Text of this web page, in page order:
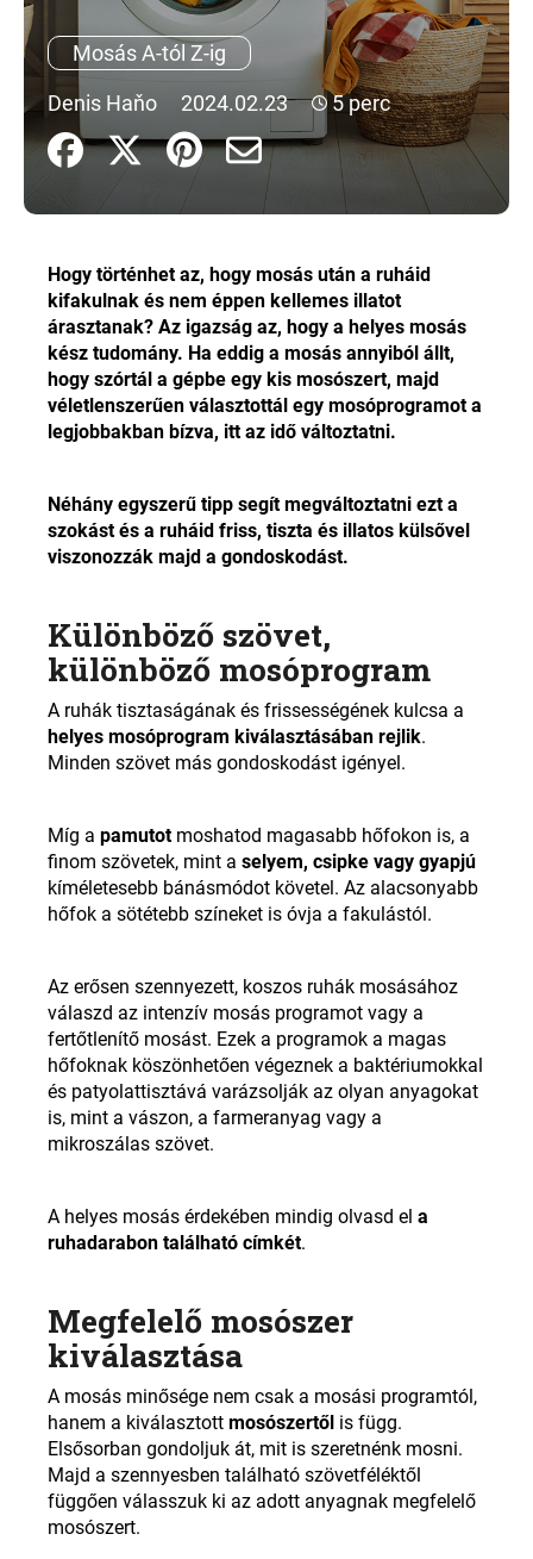
Mosás A-tól Z-ig
Denis Haňo
2024.02.23 5 perc
Hogy történhet az, hogy mosás után a ruháid
kifakulnak és nem éppen kellemes illatot
árasztanak? Az igazság az, hogy a helyes mosás
kész tudomány. Ha eddig a mosás annyiból állt,
hogy szórtál a gépbe egy kis mosószert, majd
véletlenszerűen választottál egy mosóprogramot a
legjobbakban bízva, itt az idő változtatni.
Néhány egyszerű tipp segít megváltoztatni ezt a
szokást és a ruháid friss, tiszta és illatos külsővel
viszonozzák majd a gondoskodást.
Különböző szövet,
különböző mosóprogram
A ruhák tisztaságának és frissességének kulcsa a
helyes mosóprogram kiválasztásában rejlik.
Minden szövet más gondoskodást igényel.
Míg a pamutot moshatod magasabb hőfokon is, a
finom szövetek, mint a selyem, csipke vagy gyapjú
kíméletesebb bánásmódot követel. Az alacsonyabb
hőfok a sötétebb színeket is óvja a fakulástól.
Az erősen szennyezett, koszos ruhák mosásához
válaszd az intenzív mosás programot vagy a
fertőtlenítő mosást. Ezek a programok a magas
hőfoknak köszönhetően végeznek a baktériumokkal
és patyolattisztává varázsolják az olyan anyagokat
is, mint a vászon, a farmeranyag vagy a
mikroszálas szövet.
A helyes mosás érdekében mindig olvasd el a
ruhadarabon található címkét.
Megfelelő mosószer
kiválasztása
A mosás minősége nem csak a mosási programtól,
hanem a kiválasztott mosószertől is függ.
Elsősorban gondoljuk át, mit is szeretnénk mosni.
Majd a szennyesben található szövetféléktől
függően válasszuk ki az adott anyagnak megfelelő
mosószert.
A
á
n
j